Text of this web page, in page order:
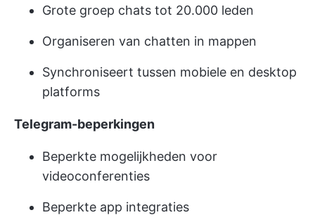
Grote groep chats tot 20.000 leden
Organiseren van chatten in mappen
Synchroniseert tussen mobiele en desktop
platforms
Telegram-beperkingen
Beperkte mogelijkheden voor
videoconferenties
Beperkte app integraties